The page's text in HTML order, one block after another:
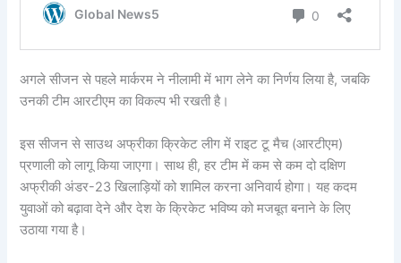
अगले सीजन से पहले मार्करम ने नीलामी में भाग लेने का निर्णय लिया है, जबकि
उनकी टीम आरटीएम का विकल्प भी रखती है।
इस सीजन से साउथ अफ्रीका क्रिकेट लीग में राइट टू मैच (आरटीएम)
प्रणाली को लागू किया जाएगा। साथ ही, हर टीम में कम से कम दो दक्षिण
अफ्रीकी अंडर-23 खिलाड़ियों को शामिल करना अनिवार्य होगा। यह कदम
युवाओं को बढ़ावा देने और देश के क्रिकेट भविष्य को मजबूत बनाने के लिए
उठाया गया है।